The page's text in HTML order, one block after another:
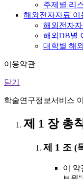
주제별 리
해외전자자료 이
해외전자
해외DB별
대학별 해
이용약관
닫기
학술연구정보서비스
제 1 장 총
제 1 조 (
이 약